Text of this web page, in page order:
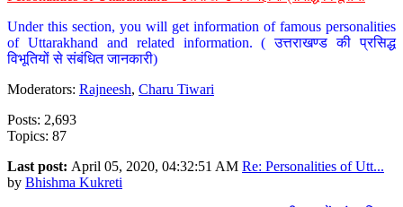
Under this section, you will get information of famous personalities
of Uttarakhand and related information. ( उत्तराखण्ड की प्रसिद्ध
विभूतियों से संबंधित जानकारी)
Moderators: Rajneesh, Charu Tiwari
Posts: 2,693
Topics: 87
Last post: April 05, 2020, 04:32:51 AM Re: Personalities of Utt...
by Bhishma Kukreti